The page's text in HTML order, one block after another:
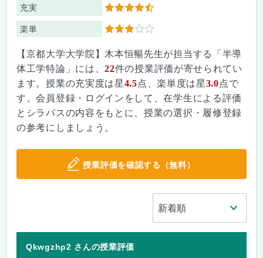
充実 4.5
楽単 3
【京都大学大学院】木本恒暢先生が担当する「半導
体工学特論」には、22件の授業評価が寄せられてい
ます。授業の充実度は星4.5点、楽単度は星3.0点で
す。会員登録・ログインをして、在学生による評価
とシラバスの内容をもとに、授業の選択・履修登録
の参考にしましょう。
授業評価を確認する（無料）
Qkwgzhp2 さんの授業評価